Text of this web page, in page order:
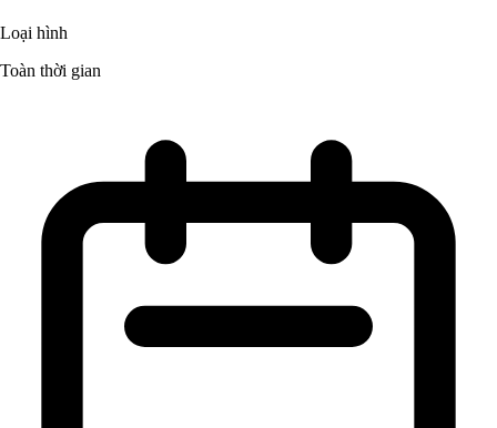
Loại hình
Toàn thời gian